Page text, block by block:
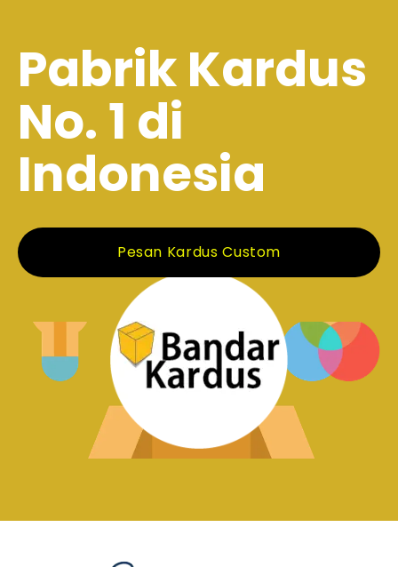
Pabrik Kardus
No. 1 di
Indonesia
Pesan Kardus Custom